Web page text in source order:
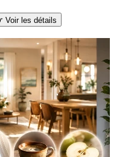
Voir les détails